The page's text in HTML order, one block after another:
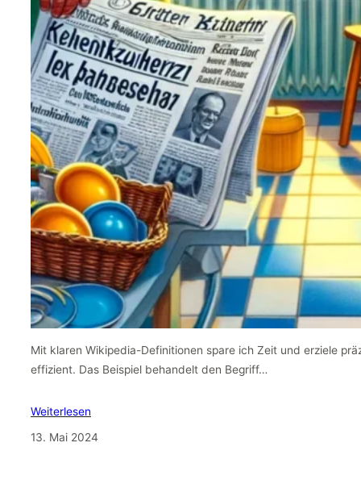
Mit klaren Wikipedia-Definitionen spare ich Zeit und erziele
effizient. Das Beispiel behandelt den Begriff…
Weiterlesen
13. Mai 2024